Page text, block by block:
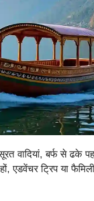
वादियां, बर्फ से ढके
एडवेंचर ट्रिप या